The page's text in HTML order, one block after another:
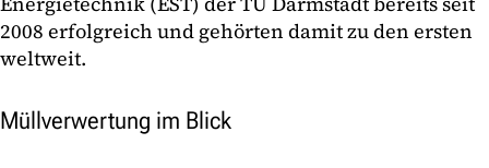
2008 erfolgreich und gehörten damit zu den ersten
weltweit.
Müllverwertung im Blick